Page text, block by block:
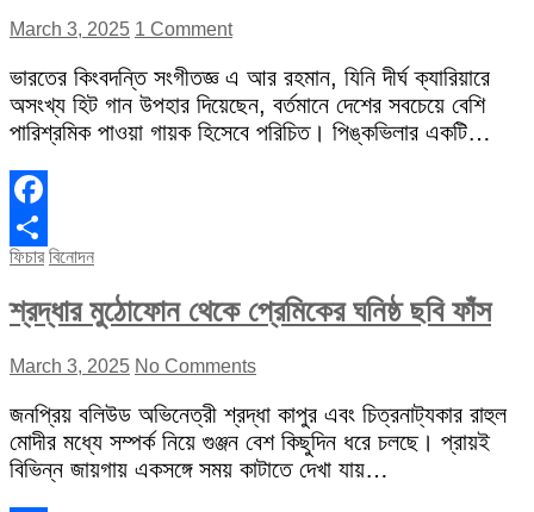
March 3, 2025 1 Comment
ভারতের কিংবদন্তি সংগীতজ্ঞ এ আর রহমান, যিনি দীর্ঘ ক্যারিয়ারে
অসংখ্য হিট গান উপহার দিয়েছেন, বর্তমানে দেশের সবচেয়ে বেশি
পারিশ্রমিক পাওয়া গায়ক হিসেবে পরিচিত। পিঙ্কভিলার একটি…
Facebook
Share
ফিচার বিনোদন
শ্রদ্ধার মুঠোফোন থেকে প্রেমিকের ঘনিষ্ঠ ছবি ফাঁস
March 3, 2025 No Comments
জনপ্রিয় বলিউড অভিনেত্রী শ্রদ্ধা কাপুর এবং চিত্রনাট্যকার রাহুল
মোদীর মধ্যে সম্পর্ক নিয়ে গুঞ্জন বেশ কিছুদিন ধরে চলছে। প্রায়ই
বিভিন্ন জায়গায় একসঙ্গে সময় কাটাতে দেখা যায়…